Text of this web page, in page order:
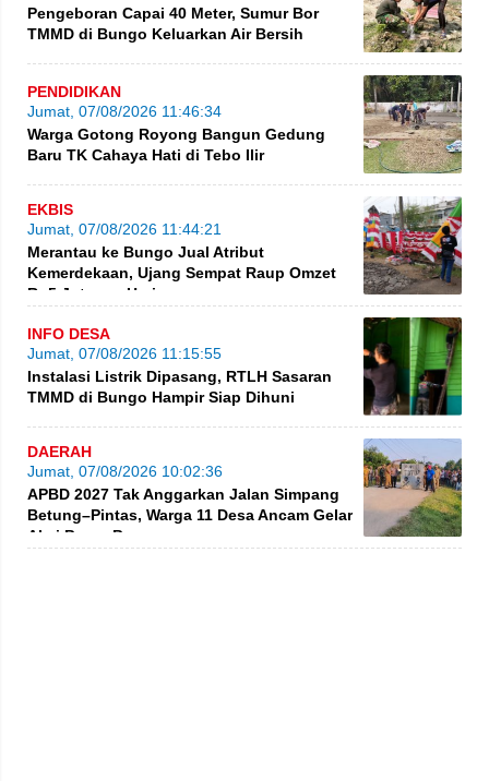
Pengeboran Capai 40 Meter, Sumur Bor
TMMD di Bungo Keluarkan Air Bersih
PENDIDIKAN
Jumat, 07/08/2026 11:46:34
Warga Gotong Royong Bangun Gedung
Baru TK Cahaya Hati di Tebo Ilir
EKBIS
Jumat, 07/08/2026 11:44:21
Merantau ke Bungo Jual Atribut
Kemerdekaan, Ujang Sempat Raup Omzet
Rp5 Juta per Hari
INFO DESA
Jumat, 07/08/2026 11:15:55
Instalasi Listrik Dipasang, RTLH Sasaran
TMMD di Bungo Hampir Siap Dihuni
DAERAH
Jumat, 07/08/2026 10:02:36
APBD 2027 Tak Anggarkan Jalan Simpang
Betung–Pintas, Warga 11 Desa Ancam Gelar
Aksi Besar-Besaran